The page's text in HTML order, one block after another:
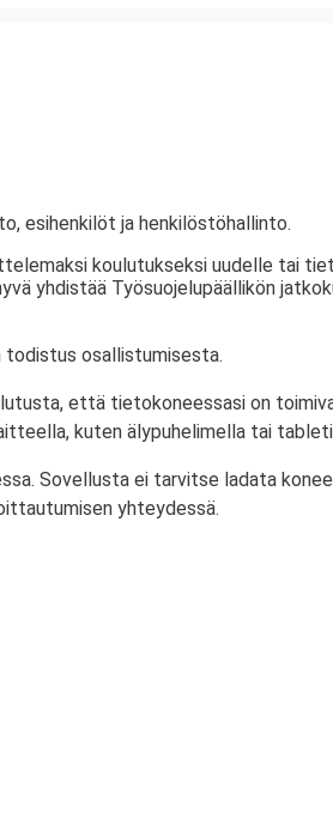
esihenkilöt ja henkilöstöhallinto.
koulutukseksi uudelle tai
yhdistää Työsuojelupäällikön
todistus osallistumisesta.
että tietokoneessasi on
kuten älypuhelimella tai
Sovellusta ei tarvitse ladata
yhteydessä.